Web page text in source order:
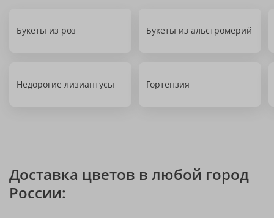
Букеты из роз Букеты из альстромерий
Недорогие лизиантусы Гортензия
Доставка цветов в любой город
России: